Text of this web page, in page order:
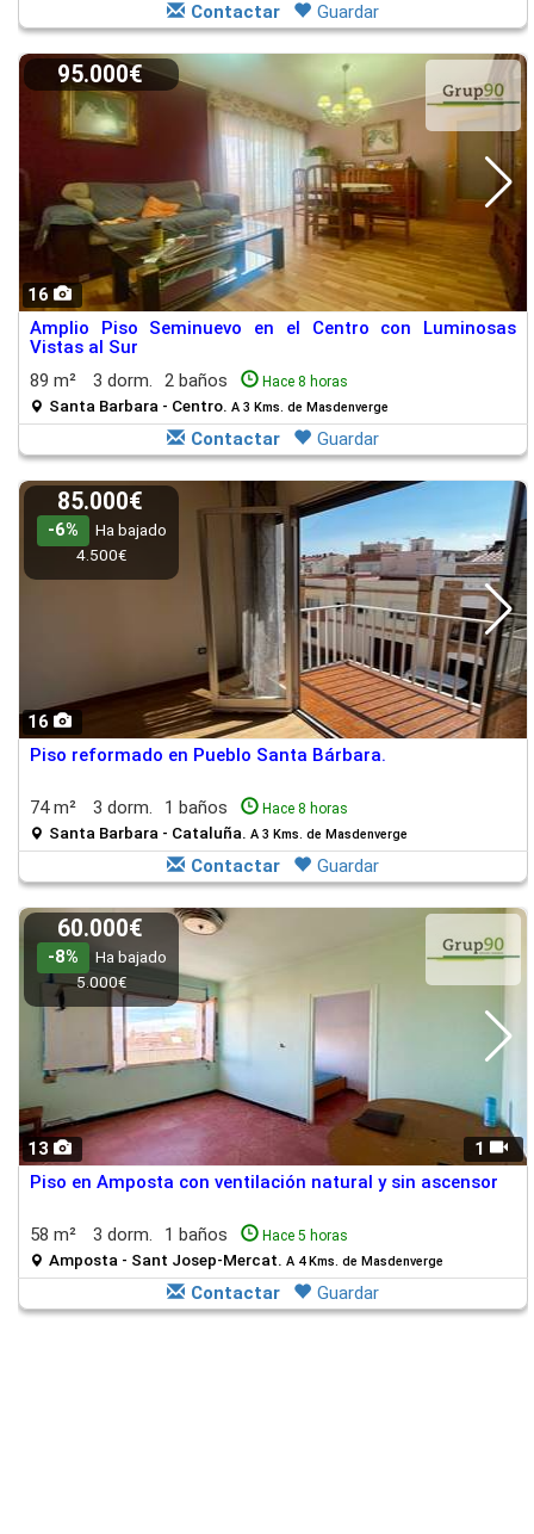
Contactar Guardar
16
95.000€
Amplio Piso Seminuevo en el Centro con Luminosas
Vistas al Sur
89 m²
3 dorm. 2 baños Hace 8 horas
Santa Barbara - Centro. A 3 Kms. de Masdenverge
Contactar Guardar
16
85.000€
-6%
Ha bajado
4.500€
Piso reformado en Pueblo Santa Bárbara.
74 m² 3 dorm. 1 baños Hace 8 horas
Santa Barbara - Cataluña. A 3 Kms. de Masdenverge
Contactar Guardar
13 1
60.000€
-8%
Ha bajado
5.000€
Piso en Amposta con ventilación natural y sin ascensor
58 m² 3 dorm. 1 baños Hace 5 horas
Amposta - Sant Josep-Mercat. A 4 Kms. de Masdenverge
Contactar Guardar